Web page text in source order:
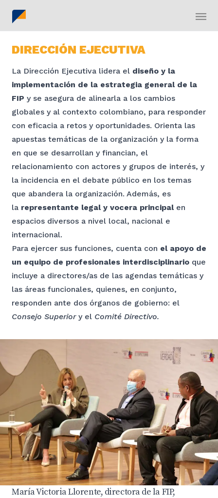
DIRECCIÓN EJECUTIVA
La Dirección Ejecutiva lidera el diseño y la
implementación de la estrategia general de la
FIP y se asegura de alinearla a los cambios
globales y al contexto colombiano, para responder
con eficacia a retos y oportunidades. Orienta las
apuestas temáticas de la organización y la forma
en que se desarrollan y financian, el
relacionamiento con actores y grupos de interés, y
la incidencia en el debate público en los temas
que abandera la organización. Además, es
la representante legal y vocera principalen
espacios diversos a nivel local, nacional e
internacional.
Para ejercer sus funciones, cuenta con el apoyo de
un equipo de profesionales interdisciplinario que
incluye a directores/as de las agendas temáticas y
las áreas funcionales, quienes, en conjunto,
responden ante dos órganos de gobierno: el
Consejo Superior y el Comité Directivo.
María Victoria Llorente, directora de la FIP,